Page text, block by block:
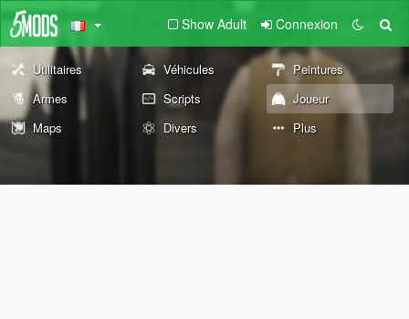
Show Adult Connexion
Utilitaires Véhicules
Peintures
Armes
Scripts
Joueur
Maps
Divers Plus